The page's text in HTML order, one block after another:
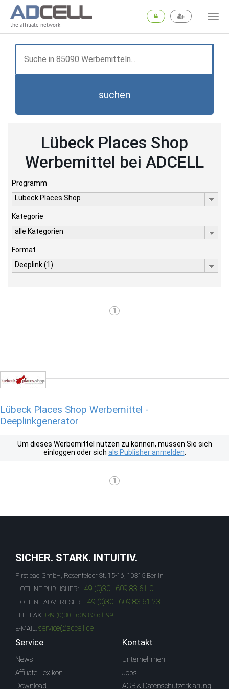
the affiliate network
suchen
Lübeck Places Shop
Werbemittel bei ADCELL
Programm
Lübeck Places Shop
Kategorie
alle Kategorien
Format
Deeplink (1)
1
Lübeck Places Shop Werbemittel -
Deeplinkgenerator
Um dieses Werbemittel nutzen zu können, müssen Sie sich
einloggen oder sich als Publisher anmelden
1
SICHER. STARK. INTUITIV.
Firstlead GmbH, Rosenfelder St. 15-16, 10315 Berlin
HOTLINE PUBLISHER: +49 (0)30 - 609 83 61-0
HOTLINE ADVERTISER: +49 (0)30 - 609 83 61-23
TELEFAX: +49 (0)30 - 609 83 61-99
E-MAIL: service@adcell.de
Service
News
Affiliate-Lexikon
Download
Kontakt
Unternehmen
Jobs
AGB & Datenschutzerklärung